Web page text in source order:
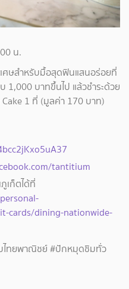
น.
ษสำหรับมื้อสุดฟินแสนอร่อยที่
1,000 บาทขึ้นไป แล้วชำระด้วย
1 ที่ (มูลค่า 170 บาท)
tantitium
เก็ตได้ที่
cards/dining-nationwide-
ไทยพาณิชย์ #ปักหมุดชิมทั่ว